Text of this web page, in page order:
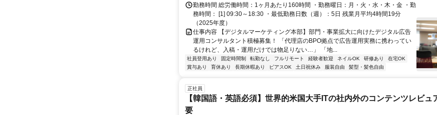
勤務時間 総労働時間：1ヶ月あたり160時間 ・勤務曜日：月・火・水・木・金 ・勤
務時間： [1] 09:30～18:30 ・最低勤務日数（週）：5日 残業月平均4時間19分
（2025年度）
仕事内容 【デジタルマーケティング本部】部門・事業拡大に向けたデジタル広告
運用コンサルタント積極募集！ 「代理店のBPO拠点で広告運用実務に携わってい
るけれど、入稿・運用だけでは物足りない…」 「地...
社員登用あり 固定時間制 転勤なし フルリモート 経験者歓迎 ネイルOK 研修あり
在宅OK
賞与あり
育休あり 長期休暇あり ピアスOK 土日祝休み 服装自由 髪型・髪色自由
正社員
【韓国語・英語必須】世界的米国大手ITの社内外のコンテンツレビュ
要